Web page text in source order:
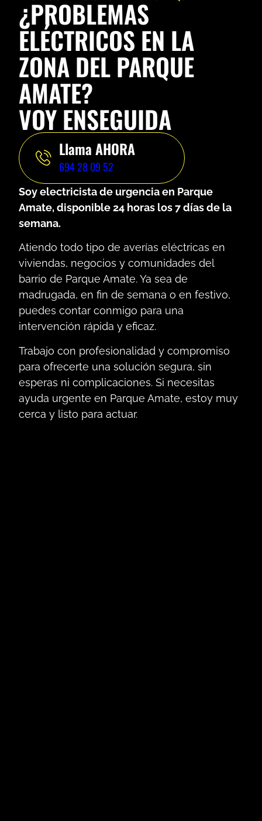
¿PROBLEMAS
ELÉCTRICOS EN LA
ZONA DEL PARQUE
AMATE?
VOY ENSEGUIDA
Llama AHORA
694 28 09 52
Soy electricista de urgencia en Parque
Amate, disponible 24 horas los 7 días de la
semana.
Atiendo todo tipo de averías eléctricas en
viviendas, negocios y comunidades del
barrio de Parque Amate. Ya sea de
madrugada, en fin de semana o en festivo,
puedes contar conmigo para una
intervención rápida y eficaz.
Trabajo con profesionalidad y compromiso
para ofrecerte una solución segura, sin
esperas ni complicaciones. Si necesitas
ayuda urgente en Parque Amate, estoy muy
cerca y listo para actuar.